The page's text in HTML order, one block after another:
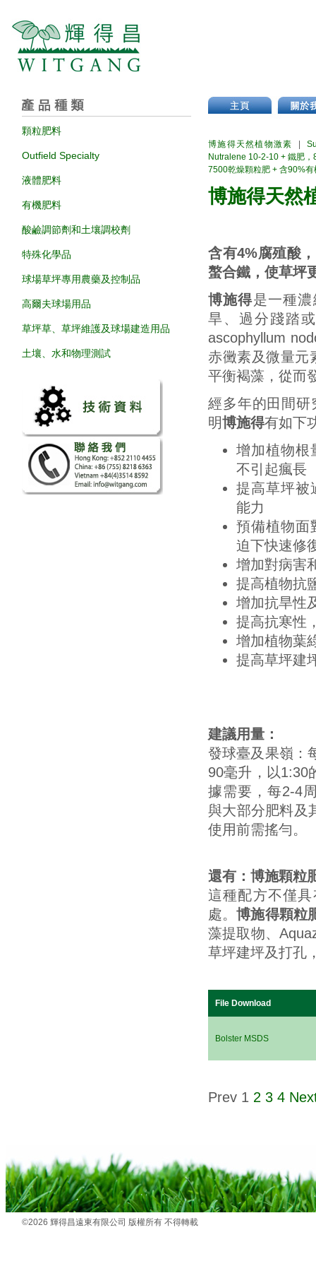
顆粒肥料
Outfield Specialty
液體肥料
有機肥料
酸鹼調節劑和土壤調校劑
特殊化學品
球場草坪專用農藥及控制品
高爾夫球場用品
草坪草、草坪維護及球場建造用品
土壤、水和物理測試
博施得天然植物激素
Nutralene 10-2-10 + 鐵肥
7500乾燥顆粒肥 + 含90%
博施得天然
含有4%腐殖酸
螯合鐵，使草坪
博施得是一種
旱、過分踐踏
ascophyllum
赤黴素及微量元
平衡褐藻，從而
經多年的田間研
明博施得有如下
增加植物根
不引起瘋長
提高草坪被
能力
預備植物面
迫下快速修
增加對病害
提高植物抗
增加抗旱性
提高抗寒性
增加植物葉
提高草坪建
建議用量：
發球臺及果嶺：
90毫升，以1:30
據需要，每2-4
與大部分肥料及
使用前需搖勻。
還有：博施顆粒
這種配方不僅
處。博施得顆粒
藻提取物、
草坪建坪及打孔
File Download
Bolster MSDS
Prev 1 2 3 4
©2026 輝得昌遠東有限公司 版權所有 不得轉載